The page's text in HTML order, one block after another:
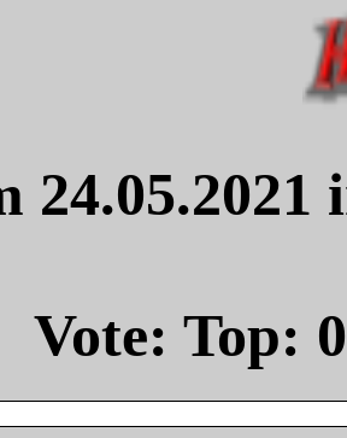
Vote: Top: 0